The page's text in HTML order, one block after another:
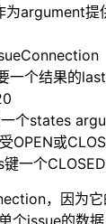
argument提
一个结果的
个states
OPEN或
一个CLOSED
，因为它
个issue的数